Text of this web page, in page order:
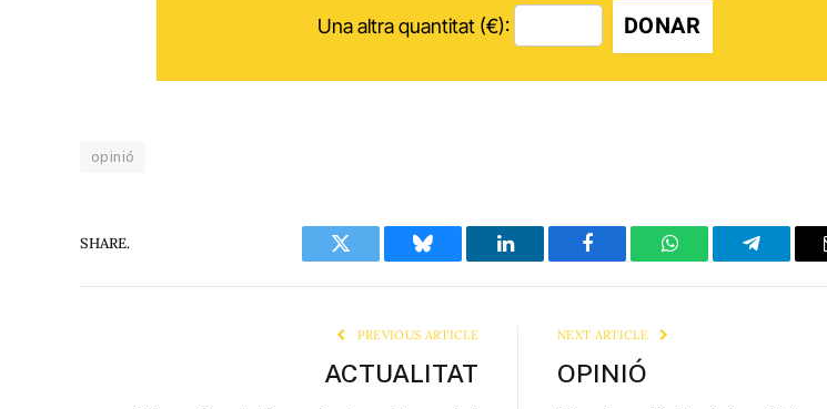
Una altra quantitat (€): DONAR
opinió
SHARE.
Twitter Bluesky LinkedIn Facebook WhatsAppTelegram
PREVIOUS ARTICLE
ACTUALITAT
NEXT ARTICLE
OPINIÓ